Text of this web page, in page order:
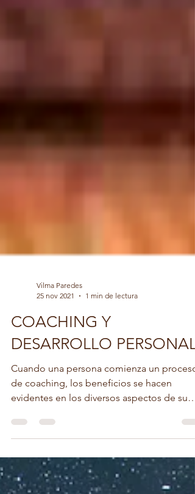
25 nov 2021
1 min de lectura
COACHING Y
DESARROLLO PERSONAL
Cuando una persona comienza un proceso
de coaching, los beneficios se hacen
evidentes en los diversos aspectos de su